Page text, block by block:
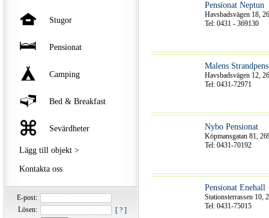
Stugor
Pensionat
Camping
Bed & Breakfast
Sevärdheter
Lägg till objekt >
Kontakta oss
E-post:
Lösen:
[ ? ]
Pensionat Neptun
Havsbadsvägen 18,
Tel: 0431 - 369130
Malens
Havsbadsvägen 12,
Tel: 0431-72971
Nybo Pensionat
Köpmansgatan 81,
Tel: 0431-70192
Pensionat Enehall
Stationsterrassen 10,
Tel: 0431-75015